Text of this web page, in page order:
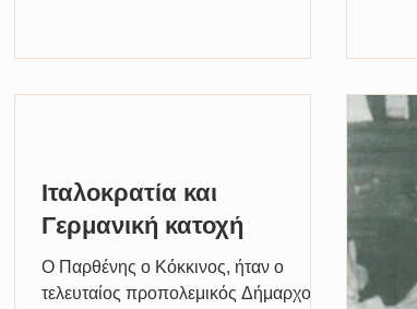
Ιταλοκρατία και
Γερμανική κατοχή
Ο Παρθένης ο Κόκκινος, ήταν ο
τελευταίος προπολεμικός Δήμαρχος.